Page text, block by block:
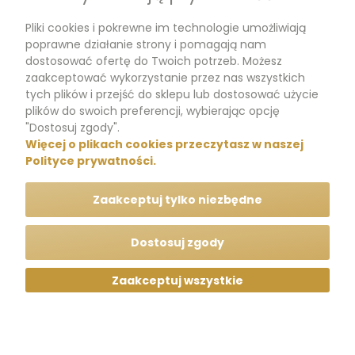
Dokumenty
m.me/perfumikpl
+48 570 704 000
+48 570 704 444
kontakt@perfumik.pl
Wszelkie prawa zastrzeżone © Perfumik.pl 2020
Pliki cookies i pokrewne im technologie umożliwiają
poprawne działanie strony i pomagają nam
dostosować ofertę do Twoich potrzeb. Możesz
zaakceptować wykorzystanie przez nas wszystkich
tych plików i przejść do sklepu lub dostosować użycie
plików do swoich preferencji, wybierając opcję
"Dostosuj zgody".
Więcej o plikach cookies przeczytasz w naszej
Polityce prywatności.
Zaakceptuj tylko niezbędne
Dostosuj zgody
Zaakceptuj wszystkie